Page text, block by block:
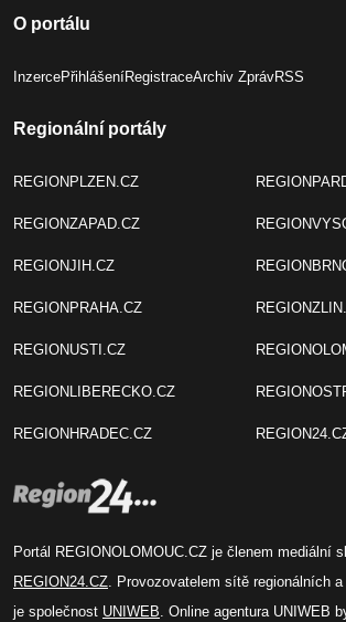
O portálu
InzercePřihlášeníRegistraceArchiv ZprávRSS
Regionální portály
REGIONPLZEN.CZ
REGIONZAPAD.CZ
REGIONJIH.CZ
REGIONPRAHA.CZ
REGIONUSTI.CZ
REGIONLIBERECKO.CZ
REGIONHRADEC.CZ
Portál REGIONOLOMOUC.CZ je členem mediální
REGION24.CZ. Provozovatelem sítě regionálních
je společnost UNIWEB. Online agentura UNIWEB